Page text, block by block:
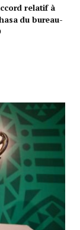
relatif à
du bureau-